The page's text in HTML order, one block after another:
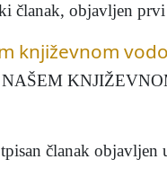
objavljen prvi
književnom
članak